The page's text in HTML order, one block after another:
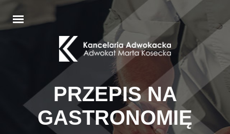
PRZEPIS NA
GASTRONOMIĘ